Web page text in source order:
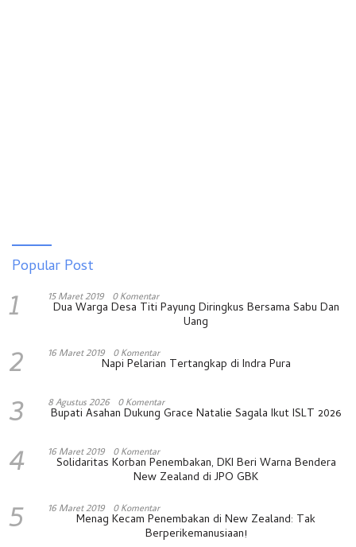
Popular Post
1 15 Maret 2019 0 Komentar
Dua Warga Desa Titi Payung Diringkus Bersama Sabu Dan
Uang
2 16 Maret 2019 0 Komentar
Napi Pelarian Tertangkap di Indra Pura
3 8 Agustus 2026 0 Komentar
Bupati Asahan Dukung Grace Natalie Sagala Ikut ISLT 2026
4 16 Maret 2019 0 Komentar
Solidaritas Korban Penembakan, DKI Beri Warna Bendera
New Zealand di JPO GBK
5 16 Maret 2019 0 Komentar
Menag Kecam Penembakan di New Zealand: Tak
Berperikemanusiaan!